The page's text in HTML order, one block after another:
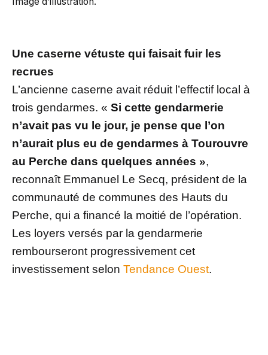
Une caserne vétuste qui faisait fuir les
recrues
L’ancienne caserne avait réduit l’effectif local à
trois gendarmes. « Si cette gendarmerie
n’avait pas vu le jour, je pense que l’on
n’aurait plus eu de gendarmes à Tourouvre
au Perche dans quelques années »,
reconnaît Emmanuel Le Secq, président de la
communauté de communes des Hauts du
Perche, qui a financé la moitié de l’opération.
Les loyers versés par la gendarmerie
rembourseront progressivement cet
investissement selon Tendance Ouest.